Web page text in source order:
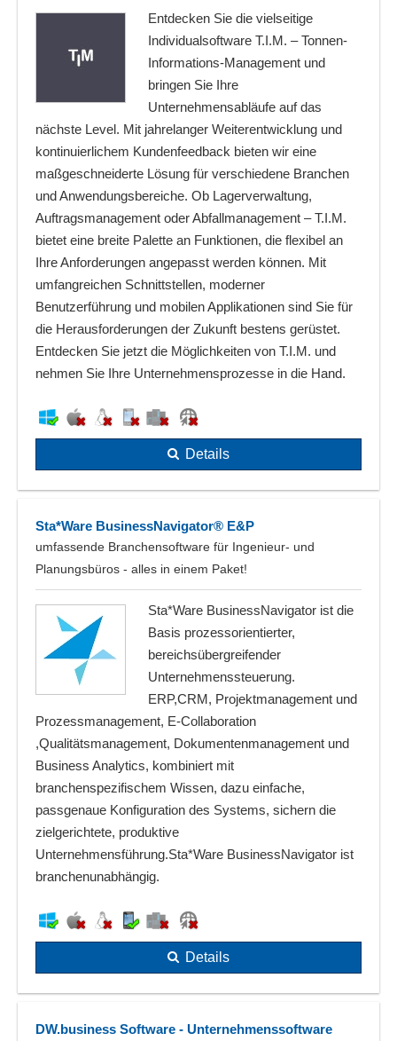
Entdecken Sie die vielseitige
Individualsoftware T.I.M. – Tonnen-
Informations-Management und
bringen Sie Ihre
Unternehmensabläufe auf das
nächste Level. Mit jahrelanger Weiterentwicklung und
kontinuierlichem Kundenfeedback bieten wir eine
maßgeschneiderte Lösung für verschiedene Branchen
und Anwendungsbereiche. Ob Lagerverwaltung,
Auftragsmanagement oder Abfallmanagement – T.I.M.
bietet eine breite Palette an Funktionen, die flexibel an
Ihre Anforderungen angepasst werden können. Mit
umfangreichen Schnittstellen, moderner
Benutzerführung und mobilen Applikationen sind Sie für
die Herausforderungen der Zukunft bestens gerüstet.
Entdecken Sie jetzt die Möglichkeiten von T.I.M. und
nehmen Sie Ihre Unternehmensprozesse in die Hand.
Details
Sta*Ware BusinessNavigator® E&P
umfassende Branchensoftware für Ingenieur- und
Planungsbüros - alles in einem Paket!
Sta*Ware BusinessNavigator ist die
Basis prozessorientierter,
bereichsübergreifender
Unternehmenssteuerung.
ERP,CRM, Projektmanagement und
Prozessmanagement, E-Collaboration
,Qualitätsmanagement, Dokumentenmanagement und
Business Analytics, kombiniert mit
branchenspezifischem Wissen, dazu einfache,
passgenaue Konfiguration des Systems, sichern die
zielgerichtete, produktive
Unternehmensführung.Sta*Ware BusinessNavigator ist
branchenunabhängig.
Details
DW.business Software - Unternehmenssoftware